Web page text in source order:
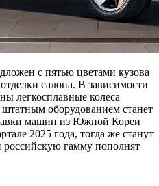
с пятью цветами кузова
салона. В зависимости
легкосплавные колеса
оборудованием станет
машин из Южной Кореи
2025 года, тогда же станут
гамму пополнят